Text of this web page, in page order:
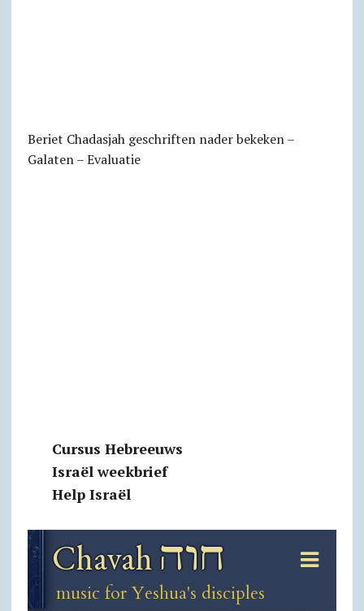
Beriet Chadasjah geschriften nader bekeken –
Galaten – Evaluatie
Cursus Hebreeuws
Israël weekbrief
Help Israël